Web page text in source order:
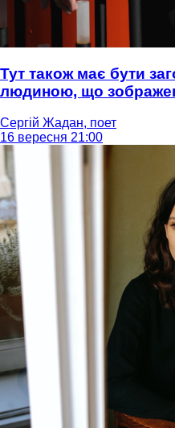
Тут також має бути
людиною, що
Сергій Жадан, поет
16 вересня 21:00